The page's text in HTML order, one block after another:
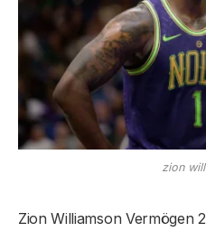
zion
Zion Williamson Vermögen